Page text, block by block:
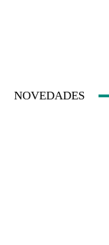
NOVEDADES